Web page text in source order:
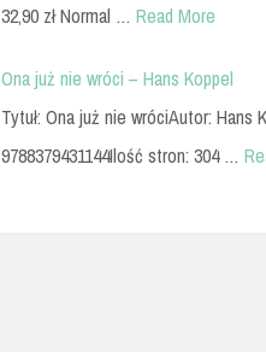
32,90 zł Normal … Read More
Ona już nie wróci – Hans Koppel
Tytuł: Ona już nie wróciAutor: Hans
9788379431144Ilość stron: 304 …